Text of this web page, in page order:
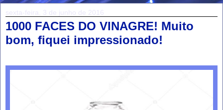
sexta-feira, 3 de junho de 2016
1000 FACES DO VINAGRE! Muito
bom, fiquei impressionado!